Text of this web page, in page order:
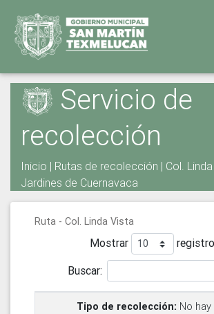
Servicio de
recolección
Inicio | Rutas de recolección | Col.
Jardines de Cuernavaca
Ruta - Col. Linda Vista
Mostrar
Buscar:
No hay